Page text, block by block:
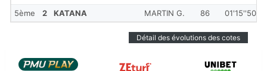
5ème
2 KATANA MARTIN G. 86 01'15''50
Détail des évolutions des cotes